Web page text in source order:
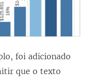
foi adicionado
que o texto